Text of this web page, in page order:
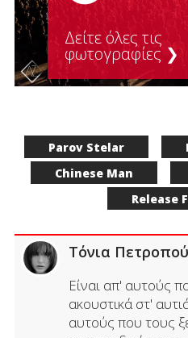
Δείτε όλες τις
φωτογραφίες ❯
Parov Stelar
Chinese Man
Release
Τόνια
Είναι απ' αυτούς
ακουστικά στ'
αυτούς που τους